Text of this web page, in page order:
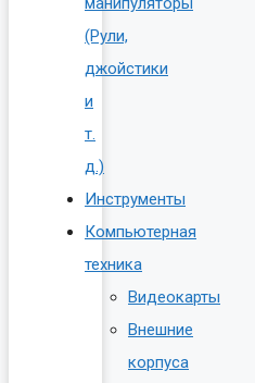
(Рули,
джойстики
и
т.
д.)
Инструменты
Компьютерная
техника
Видеокарты
Внешние
корпуса